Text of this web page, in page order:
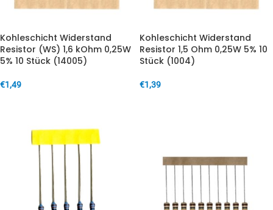
Kohleschicht Widerstand
Resistor (WS) 1,6 kOhm 0,25W
5% 10 Stück (14005)
€1,49
Kohleschicht Widerstand
Resistor 1,5 Ohm 0,25W 5% 10
Stück (1004)
€1,39